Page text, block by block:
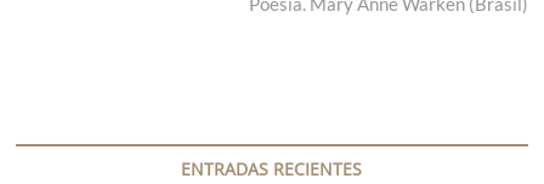
c
s
ENTRADAS RECIENTES